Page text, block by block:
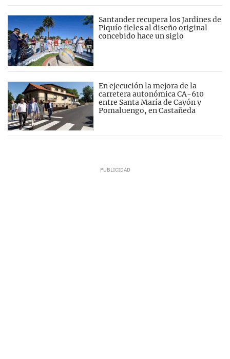
Santander recupera los Jardines de
Piquío fieles al diseño original
concebido hace un siglo
En ejecución la mejora de la
carretera autonómica CA-610
entre Santa María de Cayón y
Pomaluengo, en Castañeda